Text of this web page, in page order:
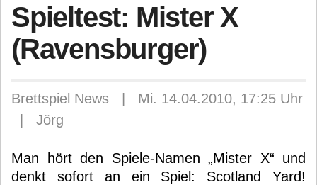
Spieltest: Mister X
(Ravensburger)
Brettspiel News | Mi. 14.04.2010, 17:25 Uhr
| Jörg
Man hört den Spiele-Namen „Mister X“ und
denkt sofort an ein Spiel: Scotland Yard!